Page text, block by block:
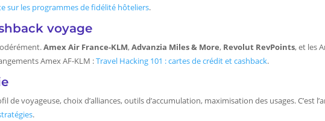
sur les programmes de fidélité hôteliers.
voyage
Amex Air France-KLM,Advanzia Miles & More, Revolut RevPoints, et les
Amex AF-KLM :Travel Hacking 101 : cartes de crédit et cashback.
de voyageuse, choix d’alliances, outils d’accumulation, maximisation des usages. C’est
.